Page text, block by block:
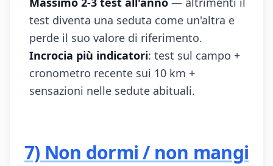
test diventa una seduta come un'altra e
perde il suo valore di riferimento.
Incrocia più indicatori: test sul campo +
cronometro recente sui 10 km +
sensazioni nelle sedute abituali.
7) Non dormi / non mangi